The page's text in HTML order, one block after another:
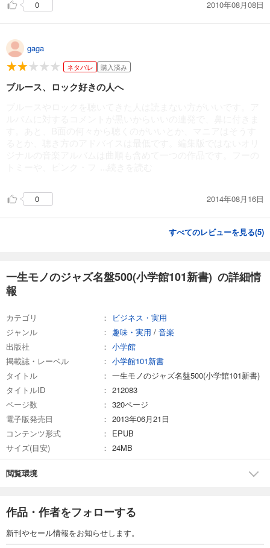
0 2010年08月08日
gaga
ネタバレ 購入済み
ブルース、ロック好きの人へ
0 2014年08月16日
すべてのレビューを見る(5)
一生モノのジャズ名盤500(小学館101新書) の詳細情
報
カテゴリ
ビジネス・実用
ジャンル
趣味・実用 / 音楽
出版社
小学館
掲載誌・レーベル
小学館101新書
タイトル
一生モノのジャズ名盤500(小学館101新書)
タイトルID
212083
ページ数
320ページ
電子版発売日
2013年06月21日
コンテンツ形式
EPUB
サイズ(目安)
24MB
閲覧環境
作品・作者をフォローする
新刊やセール情報をお知らせします。